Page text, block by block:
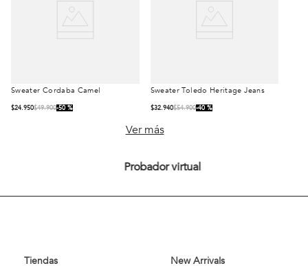
Sweater Cordaba Camel
$24.950$49.900 50 %
Sweater Toledo
$32.940$54.900 40 %
Ver más
Probador virtual
Tiendas
New Arrivals